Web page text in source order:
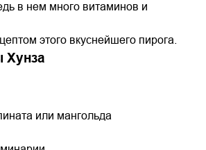
в нем много витаминов и
этого вкуснейшего пирога.
Хунза
или мангольда